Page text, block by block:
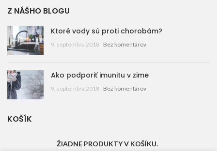
Z NÁŠHO BLOGU
Ktoré vody sú proti chorobám?
9. septembra 2018 Bez komentárov
Ako podporiť imunitu v zime
9. septembra 2018 Bez komentárov
KOŠÍK
ŽIADNE PRODUKTY V KOŠÍKU.